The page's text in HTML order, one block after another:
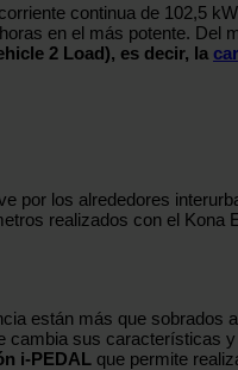
continua de 102,5
en el más potente.
2 Load), es decir, la
los alrededores
realizados con el Kona
están más que
cambia sus características
i-PEDAL que permite